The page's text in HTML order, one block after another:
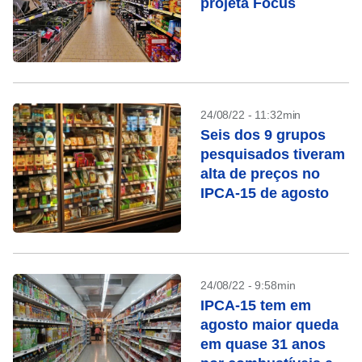
projeta Focus
24/08/22 - 11:32min
Seis dos 9 grupos
pesquisados tiveram
alta de preços no
IPCA-15 de agosto
24/08/22 - 9:58min
IPCA-15 tem em
agosto maior queda
em quase 31 anos